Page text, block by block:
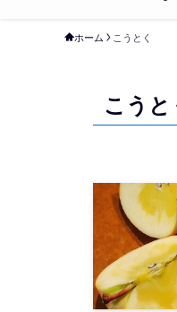
ホーム こうとく
こうと